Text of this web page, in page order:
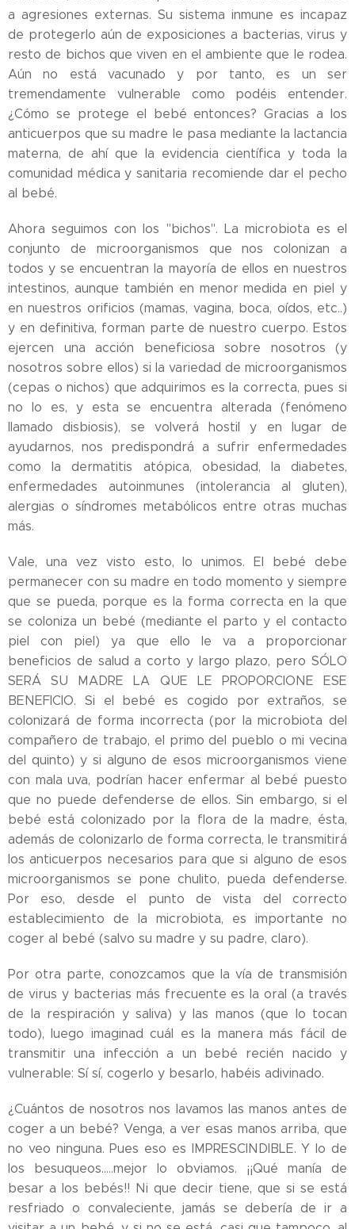
a agresiones externas. Su sistema inmune es incapaz
de protegerlo aún de exposiciones a bacterias, virus y
resto de bichos que viven en el ambiente que le rodea.
Aún no está vacunado y por tanto, es un ser
tremendamente vulnerable como podéis entender.
¿Cómo se protege el bebé entonces? Gracias a los
anticuerpos que su madre le pasa mediante la lactancia
materna, de ahí que la evidencia científica y toda la
comunidad médica y sanitaria recomiende dar el pecho
al bebé.
Ahora seguimos con los "bichos". La microbiota es el
conjunto de microorganismos que nos colonizan a
todos y se encuentran la mayoría de ellos en nuestros
intestinos, aunque también en menor medida en piel y
en nuestros orificios (mamas, vagina, boca, oídos, etc..)
y en definitiva, forman parte de nuestro cuerpo. Estos
ejercen una acción beneficiosa sobre nosotros (y
nosotros sobre ellos) si la variedad de microorganismos
(cepas o nichos) que adquirimos es la correcta, pues si
no lo es, y esta se encuentra alterada (fenómeno
llamado disbiosis), se volverá hostil y en lugar de
ayudarnos, nos predispondrá a sufrir enfermedades
como la dermatitis atópica, obesidad, la diabetes,
enfermedades autoinmunes (intolerancia al gluten),
alergias o síndromes metabólicos entre otras muchas
más.
Vale, una vez visto esto, lo unimos. El bebé debe
permanecer con su madre en todo momento y siempre
que se pueda, porque es la forma correcta en la que
se coloniza un bebé (mediante el parto y el contacto
piel con piel) ya que ello le va a proporcionar
beneficios de salud a corto y largo plazo, pero SÓLO
SERÁ SU MADRE LA QUE LE PROPORCIONE ESE
BENEFICIO. Si el bebé es cogido por extraños, se
colonizará de forma incorrecta (por la microbiota del
compañero de trabajo, el primo del pueblo o mi vecina
del quinto) y si alguno de esos microorganismos viene
con mala uva, podrían hacer enfermar al bebé puesto
que no puede defenderse de ellos. Sin embargo, si el
bebé está colonizado por la flora de la madre, ésta,
además de colonizarlo de forma correcta, le transmitirá
los anticuerpos necesarios para que si alguno de esos
microorganismos se pone chulito, pueda defenderse.
Por eso, desde el punto de vista del correcto
establecimiento de la microbiota, es importante no
coger al bebé (salvo su madre y su padre, claro).
Por otra parte, conozcamos que la vía de transmisión
de virus y bacterias más frecuente es la oral (a través
de la respiración y saliva) y las manos (que lo tocan
todo), luego imaginad cuál es la manera más fácil de
transmitir una infección a un bebé recién nacido y
vulnerable: Sí sí, cogerlo y besarlo, habéis adivinado.
¿Cuántos de nosotros nos lavamos las manos antes de
coger a un bebé? Venga, a ver esas manos arriba, que
no veo ninguna. Pues eso es IMPRESCINDIBLE. Y lo de
los besuqueos.....mejor lo obviamos. ¡¡Qué manía de
besar a los bebés!! Ni que decir tiene, que si se está
resfriado o convaleciente, jamás se debería de ir a